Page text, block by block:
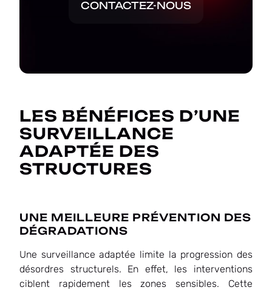
CONTACTEZ-NOUS
LES BÉNÉFICES D’UNE
SURVEILLANCE
ADAPTÉE DES
STRUCTURES
UNE MEILLEURE PRÉVENTION DES
DÉGRADATIONS
Une surveillance adaptée limite la progression des
désordres structurels. En effet, les interventions
ciblent rapidement les zones sensibles. Cette